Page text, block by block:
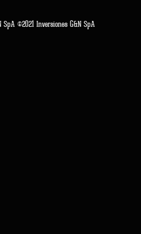
©2021 Inversiones G&N SpA